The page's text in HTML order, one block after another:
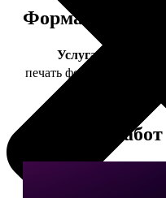
Форматы и цены
Услуга
печать фото 13х18
Примеры работ